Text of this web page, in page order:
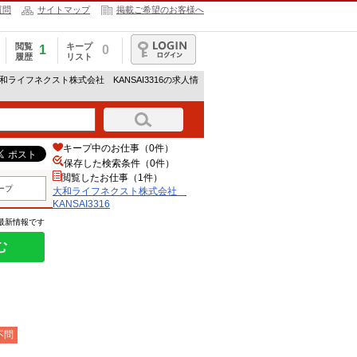
問 サイトマップ 掲載ご希望のお客様へ
閲覧
履歴
1
キープ
リスト
0
ログイン
ライフネクスト株式会社 KANSAI3316の求人情
プ
新情報です
問
キープ中のお仕事（0件）
保存した検索条件（0件）
閲覧したお仕事（1件）
大和ライフネクスト株式会社
KANSAI3316